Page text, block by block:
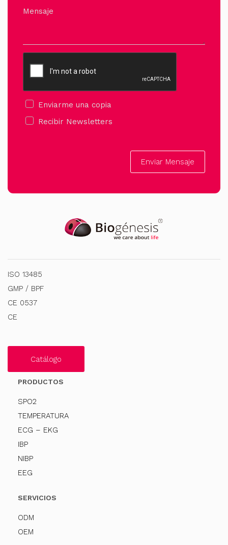
Mensaje
Enviarme una copia
Recibir Newsletters
Enviar Mensaje
ISO 13485
GMP / BPF
CE 0537
CE
Catálogo
PRODUCTOS
SPO2
TEMPERATURA
ECG – EKG
IBP
NIBP
EEG
SERVICIOS
ODM
OEM